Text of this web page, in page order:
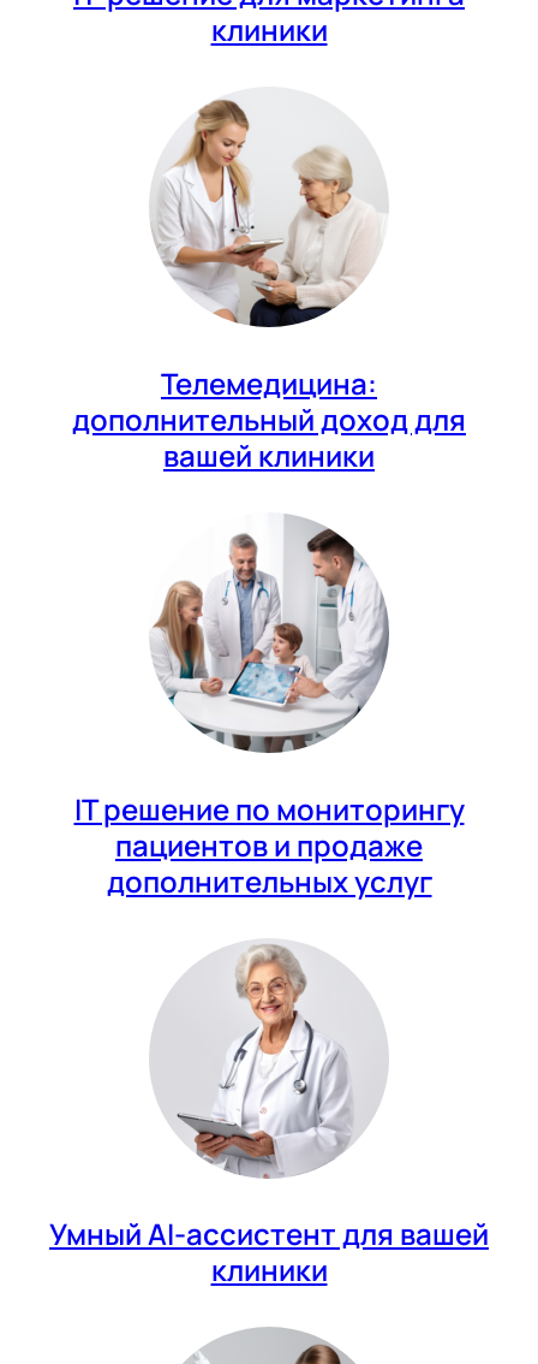
клиники
Телемедицина:
дополнительный доход для
вашей клиники
IT решение по мониторингу
пациентов и продаже
дополнительных услуг
Умный AI-ассистент для вашей
клиники